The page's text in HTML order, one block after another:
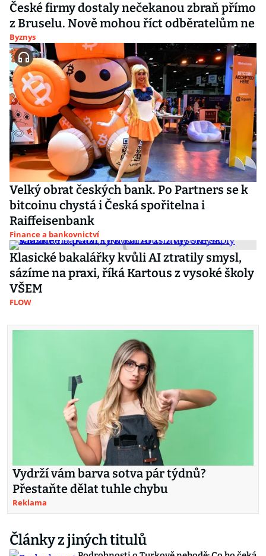
České firmy dostaly nečekanou zbraň přímo
z Bruselu. Nově mohou říct odběratelům ne
Byznys
Velký obrat českých bank. Po Partners se k
bitcoinu chystá i Česká spořitelna i
Raiffeisenbank
Finance a bankovnictví
Klasické bakalářky kvůli AI ztratily smysl,
sázíme na praxi, říká Kartous z vysoké školy
VŠEM
FLOW
Vydrží vám barva sotva pár týdnů?
Přestaňte dělat tuhle chybu
Reklama
Články z jiných titulů